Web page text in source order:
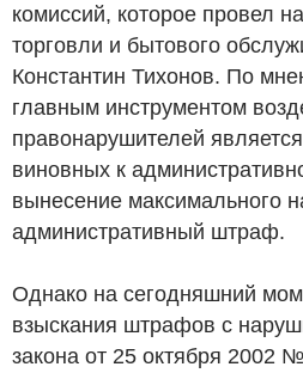
комиссий, которое провел
торговли и бытового
Константин Тихонов. По
главным инструментом
правонарушителей
виновных к
вынесение максимального
административный штраф.
Однако на сегодняшний
взыскания штрафов с
закона от 25 октября 2002